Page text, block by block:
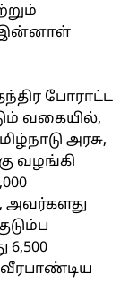
இன்னாள்
போராட்ட
வகையில்,
அரசு,
வழங்கி
அவர்களது
6,500
வீரபாண்டிய